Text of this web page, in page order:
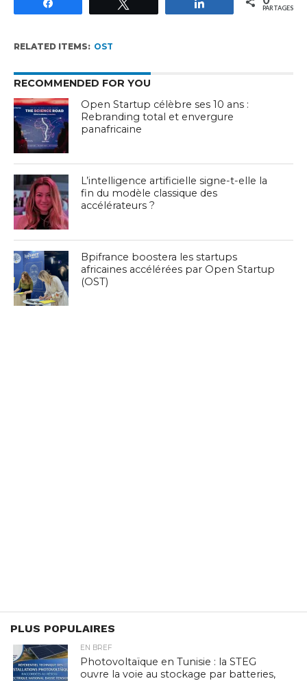
PARTAGES
RELATED ITEMS: OST
RECOMMENDED FOR YOU
Open Startup célèbre ses 10 ans :
Rebranding total et envergure
panafricaine
L’intelligence artificielle signe-t-elle la
fin du modèle classique des
accélérateurs ?
Bpifrance boostera les startups
africaines accélérées par Open Startup
(OST)
PLUS POPULAIRES
EN BREF
Photovoltaïque en Tunisie : la STEG
ouvre la voie au stockage par batteries,